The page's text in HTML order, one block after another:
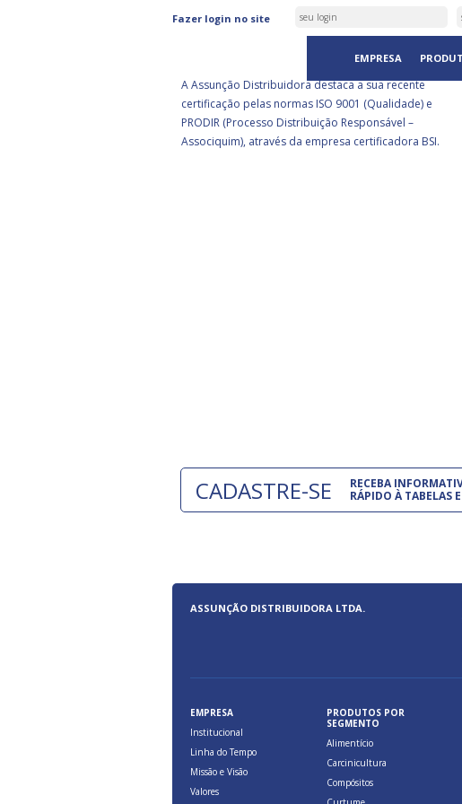
Fazer login no site
EMPRESA
ASSUNÇÃO DISTRIBUIDORA É
CERTIFICADA PELA BSI
A Assunção Distribuidora destaca a sua recente
certificação pelas normas ISO 9001 (Qualidade) e
PRODIR (Processo Distribuição Responsável –
Associquim), através da empresa certificadora BSI.
CADASTRE-SE
RECEBA
RÁPIDO À TABELAS
ASSUNÇÃO DISTRIBUIDORA LTDA.
EMPRESA
Institucional
Linha do Tempo
Missão e Visão
Valores
PRODUTOS POR
SEGMENTO
Alimentício
Carcinicultura
Compósitos